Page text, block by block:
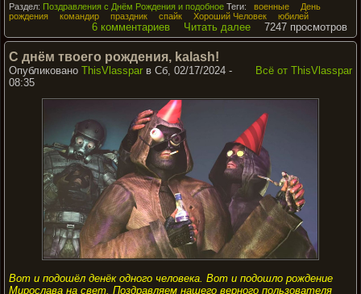
Раздел: Поздравления с Днём Рождения и подобное Теги: военные
День
рождения
командир праздник спайк Хороший Человек юбилей
6 комментариев Читать далее 7247 просмотров
С днём твоего рождения, kalash!
Всё от ThisVlasspar
Опубликовано ThisVlasspar в Сб, 02/17/2024 -
08:35
Вот и подошёл денёк одного человека. Вот и подошло рождение
Мирослава на свет. Поздравляем нашего верного пользователя